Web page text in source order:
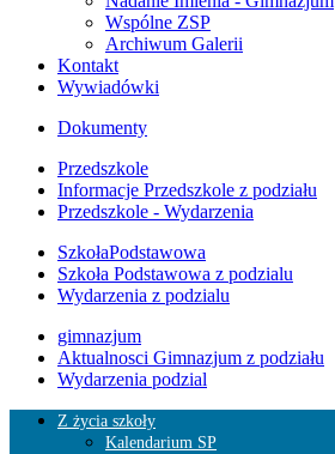
Wspólne ZSP
Archiwum Galerii
Kontakt
Wywiadówki
Dokumenty
Przedszkole
Informacje Przedszkole z podziału
Przedszkole - Wydarzenia
SzkołaPodstawowa
Szkoła Podstawowa z podzialu
Wydarzenia z podzialu
gimnazjum
Aktualnosci Gimnazjum z podziału
Wydarzenia podzial
Z życia szkoły
Kalendarium SP